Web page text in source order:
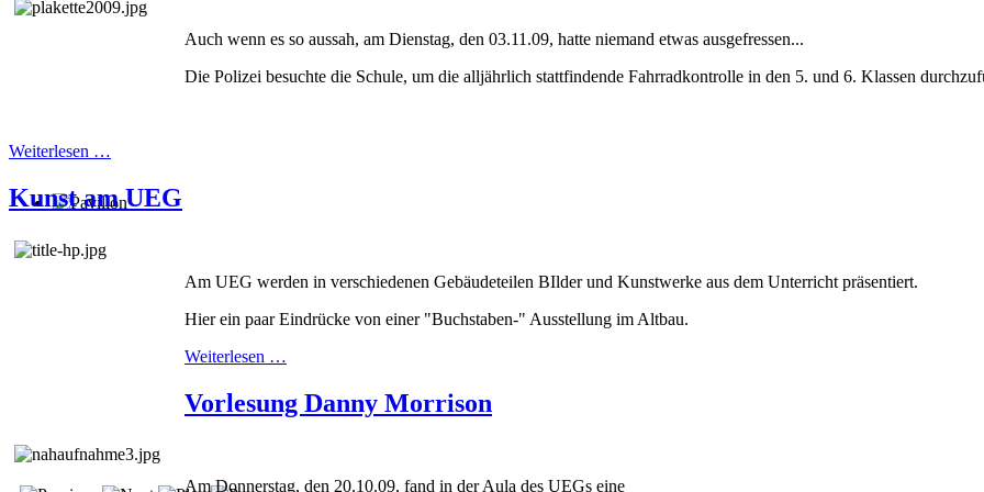
Auch wenn es so aussah, am Dienstag, den 03.11.09, hatte niemand etwas ausgefressen...
Die Polizei besuchte die Schule, um die alljährlich stattfindende Fahrradkontrolle in den 5. und 6. Klassen
Weiterlesen …
Kunst am UEG
Am UEG werden in verschiedenen Gebäudeteilen BIlder und Kunstwerke aus dem Unterricht präsentiert.
Hier ein paar Eindrücke von einer "Buchstaben-" Ausstellung im Altbau.
Weiterlesen …
Vorlesung Danny Morrison
Am Donnerstag, den 20.10.09, fand in der Aula des UEGs eine